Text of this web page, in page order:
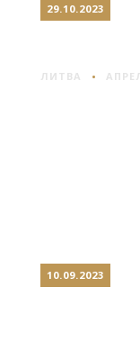
29.10.2023
ЛИТВА
10.09.2023